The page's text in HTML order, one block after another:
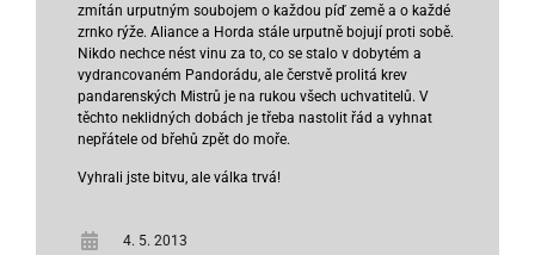
zmítán urputným soubojem o každou píď země a o každé
zrnko rýže. Aliance a Horda stále urputně bojují proti sobě.
Nikdo nechce nést vinu za to, co se stalo v dobytém a
vydrancovaném Pandorádu, ale čerstvě prolitá krev
pandarenských Mistrů je na rukou všech uchvatitelů. V
těchto neklidných dobách je třeba nastolit řád a vyhnat
nepřátele od břehů zpět do moře.
Vyhrali jste bitvu, ale válka trvá!
4. 5. 2013